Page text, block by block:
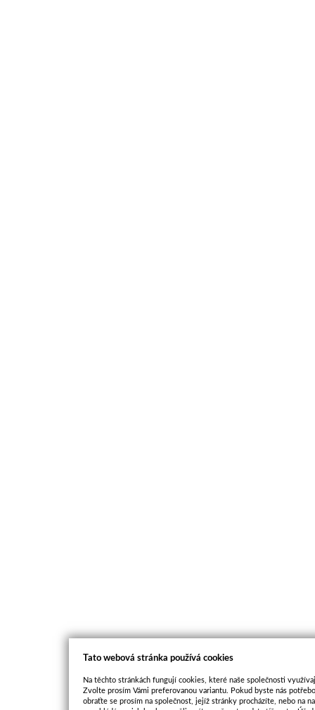
Tato webová stránka používá cookies
Na těchto stránkách fungují cookies, které naše společnosti
Zvolte prosím Vámi preferovanou variantu. Pokud byste nás
obraťte se prosím na společnost, jejíž stránky procházíte, nebo na